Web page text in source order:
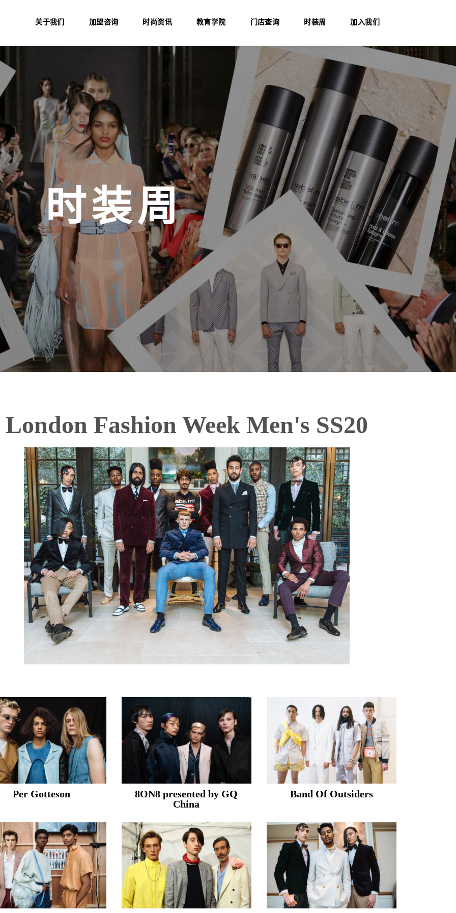
关于我们
essensuals彩秀
加盟咨询 时尚资讯
荣誉奖项
教育学院
讲师介绍 艺术团队 课程介绍 证书查询
门店查询
essensuals彩秀
时装周
时装周 秀场直击
加入我们
职位申请 联系我们
时装周
London Fashion Week Men's SS20
Per Gotteson
8ON8 presented by GQ
China
Band Of Outsiders